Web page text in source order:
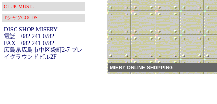
CLUB MUSIC
TシャツGOODS
DISC SHOP MISERY
電話 082-241-0782
FAX 082-241-0782
広島県広島市中区袋町2-7 プレ
イグラウンドビル2F
MIERY ONLINE SHOPPING